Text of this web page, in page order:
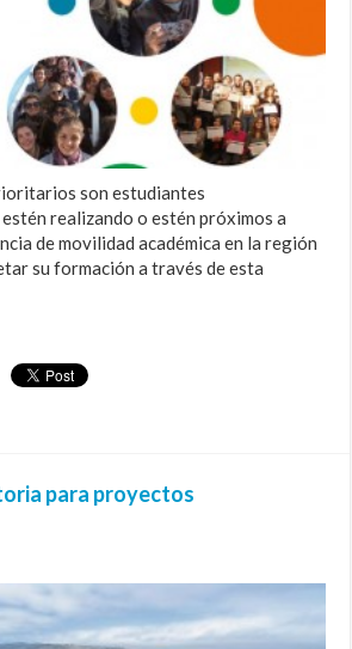
son estudiantes
realizando o estén próximos a
de movilidad académica en la región
su formación a través de esta
para proyectos